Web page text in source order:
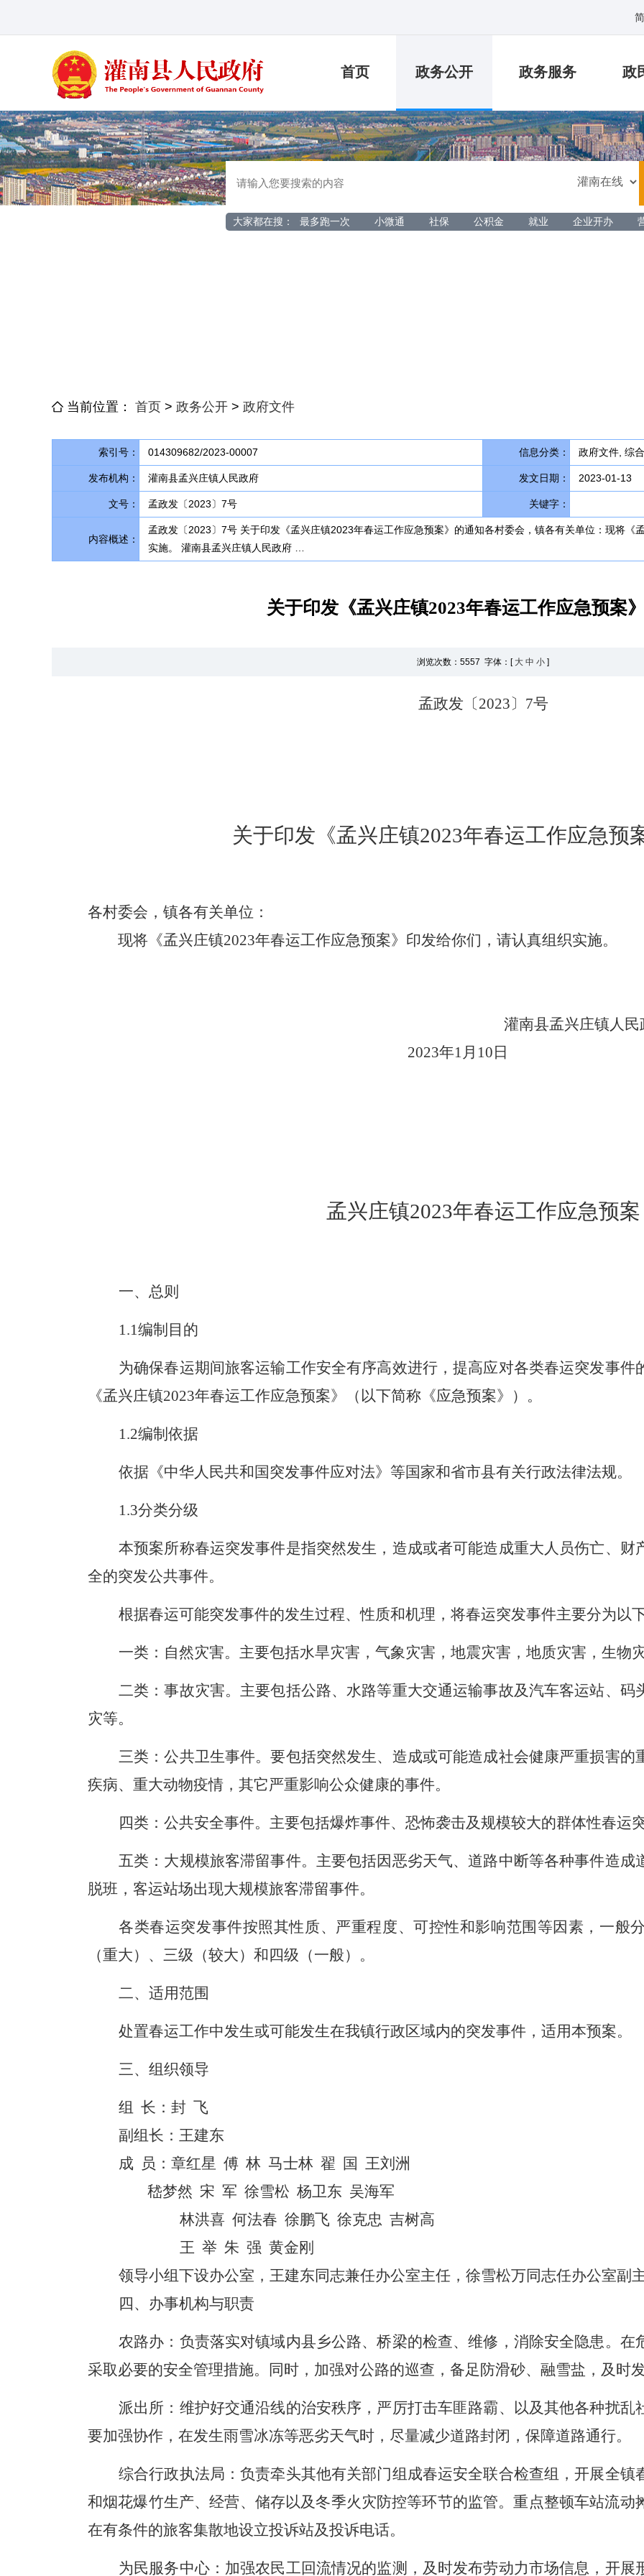
首页 政务公开 政务服务 政
大家都在搜： 最多跑一次 小微通 社保 公积金 就业 企业开办
当前位置： 首页 > 政务公开 > 政府文件
索引号： 014309682/2023-00007 信息分类： 政府文件, 综
发布机构： 灌南县孟兴庄镇人民政府 发文日期： 2023-01-13
文号： 孟政发〔2023〕7号 关键字：
内容概述：
孟政发〔2023〕7号 关于印发《孟兴庄镇2023年春运工作应急预案》的通知各村委会，镇各有关单位：现将《
实施。 灌南县孟兴庄镇人民政府 …
关于印发《孟兴庄镇2023年春运工作应急预案
浏览次数： 5557 字体：[ 大 中 小 ]
孟政发〔2023〕 7号
关于印发 《孟兴庄镇2023年春运工作应急预
各村委会，镇各有关单位：
现将《孟兴庄镇2023年春运工作应急预案》印发给你们，请认真组织实施。
灌南县孟兴庄镇人民政
2023年1月 10 日
孟兴庄镇2023年春运工作应急预案
一、总则
1.1编制目的
为确保春运期间旅客运输工作安全有序高效进行，提高应对各类春运突发事
《孟兴庄镇2023年春运工作应急预案》（以下简称《应急预案》）。
1.2编制依据
依据《中华人民共和国突发事件应对法》等国家和省市县有关行政法律法规。
1.3分类分级
本预案所称春运突发事件是指突然发生，造成或者可能造成重大人员伤亡、
全的突发公共事件。
根据春运可能突发事件的发生过程、性质和机理，将春运突发事件主要分为以
一类：自然灾害。主要包括水旱灾害，气象灾害，地震灾害，地质灾害，生物
二类：事故灾害。主要包括公路、水路等重大交通运输事故及汽车客运站、
灾等。
三类：公共卫生事件。要包括突然发生、造成或可能造成社会健康严重损害
疾病、重大动物疫情，其它严重影响公众健康的事件。
四类：公共安全事件。主要包括爆炸事件、恐怖袭击及规模较大的群体性春运
五类：大规模旅客滞留事件。主要包括因恶劣天气、道路中断等各种事件造
脱班，客运站场出现大规模旅客滞留事件。
各类春运突发事件按照其性质、严重程度、可控性和影响范围等因素，一般
（重大）、三级（较大）和四级（一般）。
二、适用范围
处置春运工作中发生或可能发生在我镇行政区域内的突发事件，适用本预案。
三、组织领导
组 长： 封 飞
副组长： 王建东
成
员： 章红星 傅 林 马士林 翟 国 王刘洲
嵇梦然 宋 军 徐雪松 杨卫东 吴海军
林洪喜 何法春 徐鹏飞 徐克忠 吉树高
王 举 朱 强 黄金刚
领导小组下设办公室，王建东同志兼任办公室主任，徐雪松万同志任办公室副
四、办事机构与职责
农路办 ： 负责落实对镇域内县乡公路、桥梁的检查、维修，消除安全隐患。
采取必要的安全管理措施。同时，加强对公路的巡查，备足防滑砂、融雪盐 ，及时
派出所 ： 维护好交通沿线的治安秩序，严厉打击车匪路霸、以及其他各种扰
要加强协作，在发生雨雪冰冻等恶劣天气时，尽量减少道路封闭，保障道路通行。
综合行政执法局：负责牵头其他有关部门组成春运安全联合检查组，开展全镇
和烟花爆竹生产、经营、储存以及冬季火灾防控等环节的监管。重点整顿车站流动
在有条件的旅客集散地设立投诉站及投诉电话。
为民服务中心： 加强农民工回流情况的监测，及时发布劳动力市场信息，开